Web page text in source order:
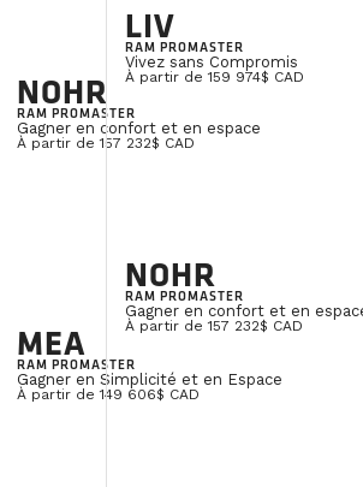
NOHR
RAM PROMASTER
Gagner en confort et en espace
À partir de 157 232$ CAD
MEA
RAM PROMASTER
Gagner en Simplicité et en Espace
À partir de 149 606$ CAD
LIV
RAM PROMASTER
Vivez sans Compromis
À partir de 159 974$ CAD
NOHR
RAM PROMASTER
Gagner en confort et en
À partir de 157 232$ CAD
Accueil /Blog / Guide d'achat &